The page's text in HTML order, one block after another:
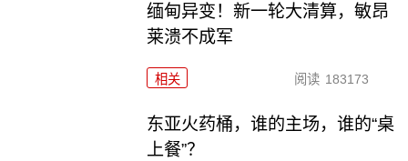
缅甸异变！新一轮大清算，敏昂
莱溃不成军
相关 阅读 183173
东亚火药桶，谁的主场，谁的“桌
上餐”？